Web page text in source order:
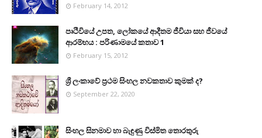
February 14, 2012
පෘථිවියේ උපත, ලෝකයේ ආදීතම ජීවියා සහ ජීවයේ
ආරම්භය : පරිණාමයේ කතාව 1
February 15, 2012
ශ්‍රී ලංකාවේ ප්‍රථම සිංහල නවකතාව කුමක් ද?
September 22, 2020
සිංහල සිනමාව හා බැඳුණු විස්මිත තොරතුරු